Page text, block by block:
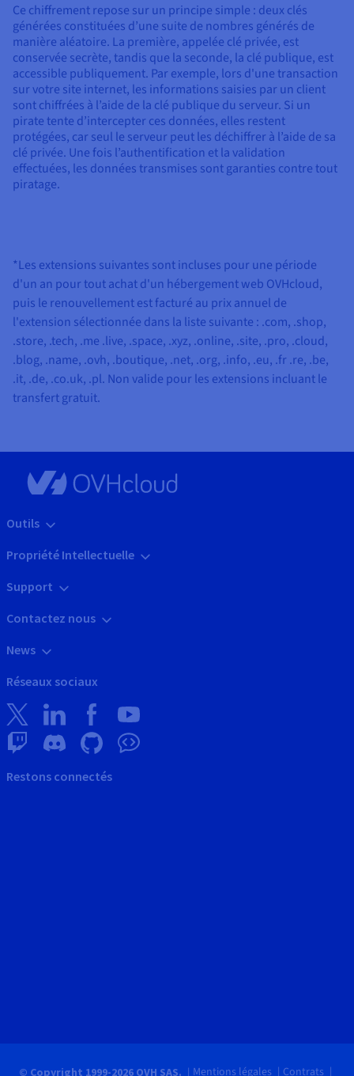
Ce chiffrement repose sur un principe simple : deux clés
générées constituées d’une suite de nombres générés de
manière aléatoire. La première, appelée clé privée, est
conservée secrète, tandis que la seconde, la clé publique, est
accessible publiquement. Par exemple, lors d'une transaction
sur votre site internet, les informations saisies par un client
sont chiffrées à l’aide de la clé publique du serveur. Si un
pirate tente d’intercepter ces données, elles restent
protégées, car seul le serveur peut les déchiffrer à l’aide de sa
clé privée. Une fois l’authentification et la validation
effectuées, les données transmises sont garanties contre tout
piratage.
*Les extensions suivantes sont incluses pour une période
d'un an pour tout achat d'un hébergement web OVHcloud,
puis le renouvellement est facturé au prix annuel de
l'extension sélectionnée dans la liste suivante : .com, .shop,
.store, .tech, .me .live, .space, .xyz, .online, .site, .pro, .cloud,
.blog, .name, .ovh, .boutique, .net, .org, .info, .eu, .fr .re, .be,
.it, .de, .co.uk, .pl. Non valide pour les extensions incluant le
transfert gratuit.
Outils
Propriété Intellectuelle
Support
Contactez nous
News
Réseaux sociaux
Restons connectés
© Copyright 1999-2026 OVH SAS. Mentions légales Contrats